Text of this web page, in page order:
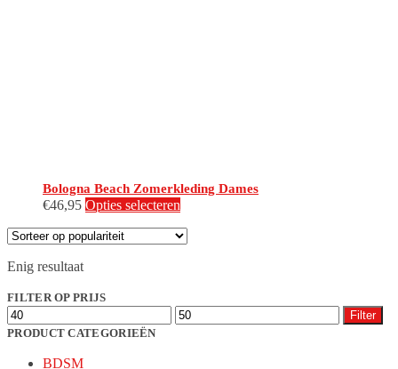
Bologna Beach Zomerkleding Dames
€46,95 Opties selecteren
heeft
kan
Enig resultaat
FILTER OP PRIJS
Min.
prijs
Max.
prijs
Filter
PRODUCT CATEGORIEËN
BDSM